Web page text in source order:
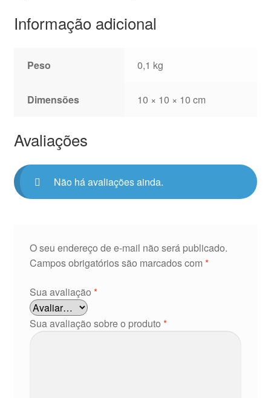
Informação adicional
Peso 0,1 kg
Dimensões 10 × 10 × 10 cm
Avaliações
Não há avaliações ainda.
O seu endereço de e-mail não será publicado.
Campos obrigatórios são marcados com *
Sua avaliação *
Sua avaliação sobre o produto *